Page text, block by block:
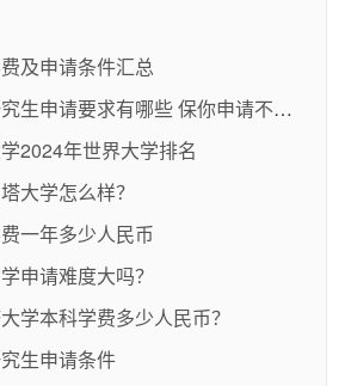
及申请条件汇总
申请要求有哪些 保你申请不迷茫
2024年世界大学排名
大学怎么样？
一年多少人民币
申请难度大吗？
学本科学费多少人民币？
生申请条件